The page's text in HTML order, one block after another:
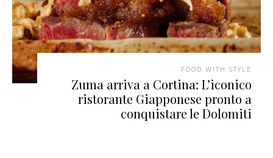
FOOD WITH STYLE
Zuma arriva a Cortina: L’iconico
ristorante Giapponese pronto a
conquistare le Dolomiti